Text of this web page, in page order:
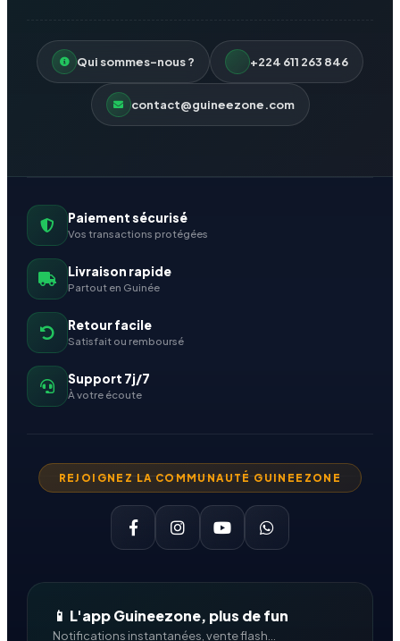
Qui sommes-nous ? +224 611 263 846
contact@guineezone.com
Paiement sécurisé
Vos transactions protégées
Livraison rapide
Partout en Guinée
Retour facile
Satisfait ou remboursé
Support 7j/7
À votre écoute
REJOIGNEZ LA COMMUNAUTÉ GUINEEZONE
📱 L'app Guineezone, plus de fun
Notifications instantanées, vente flash...